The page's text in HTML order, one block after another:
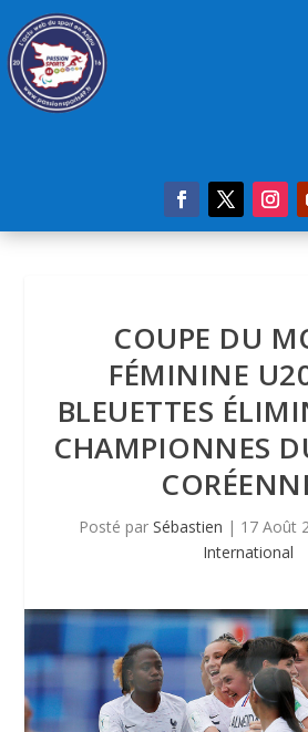
COUPE DU
FÉMININE
BLEUETTES
CHAMPIONNES
Posté par Sébastien | 17 Août
International